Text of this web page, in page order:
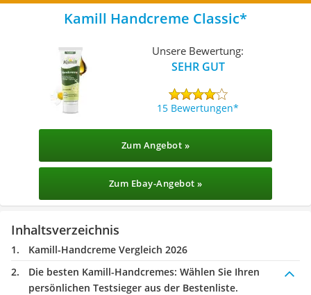
Kamill Handcreme Classic
Unsere Bewertung:
SEHR GUT
15 Bewertungen
Zum Angebot »
Zum Ebay-Angebot »
Inhaltsverzeichnis
Kamill-Handcreme Vergleich 2026
Die besten Kamill-Handcremes: Wählen Sie Ihren
persönlichen Testsieger aus der Bestenliste.